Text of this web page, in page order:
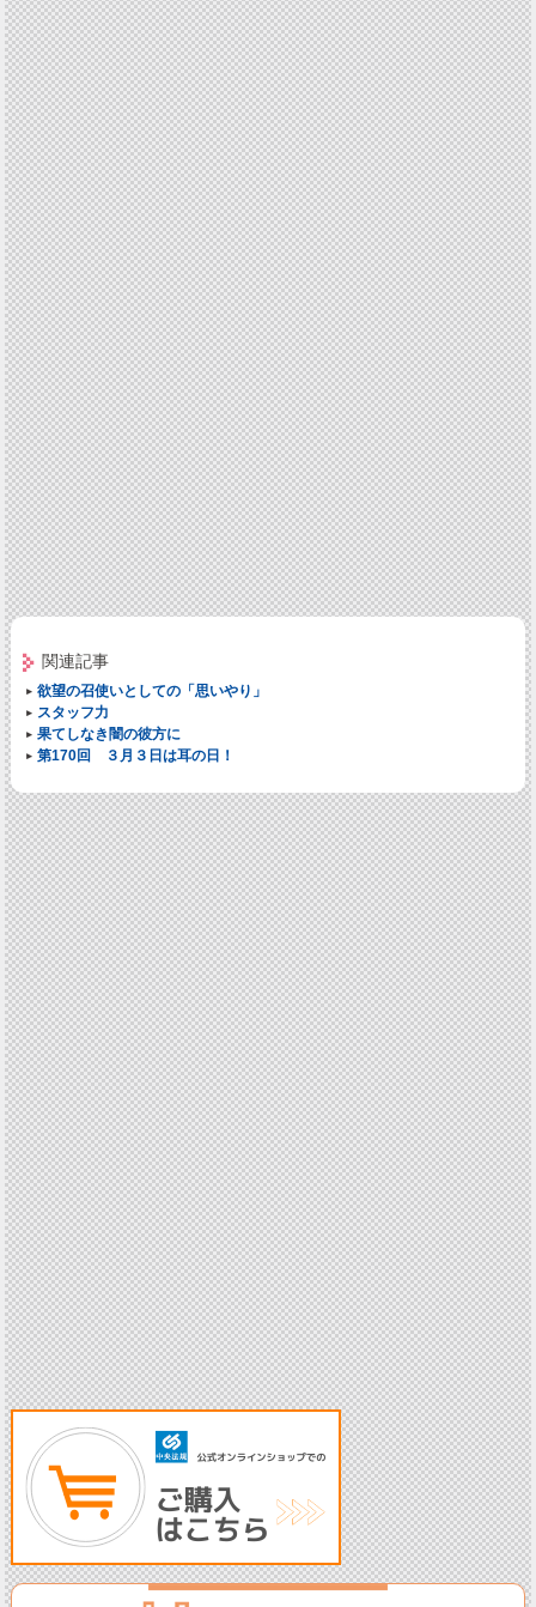
関連記事
欲望の召使いとしての「思いやり」
スタッフ力
果てしなき闇の彼方に
第170回 ３月３日は耳の日！